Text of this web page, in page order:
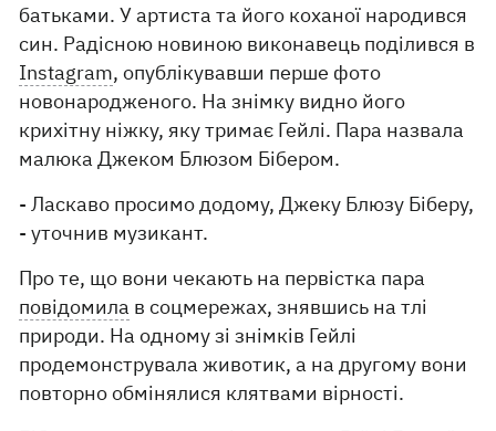
батьками. У артиста та його коханої народився
син. Радісною новиною виконавець поділився в
Instagram, опублікувавши перше фото
новонародженого. На знімку видно його
крихітну ніжку, яку тримає Гейлі. Пара назвала
малюка Джеком Блюзом Бібером.
- Ласкаво просимо додому, Джеку Блюзу Біберу,
- уточнив музикант.
Про те, що вони чекають на первістка пара
повідомила в соцмережах, знявшись на тлі
природи. На одному зі знімків Гейлі
продемонструвала животик, а на другому вони
повторно обмінялися клятвами вірності.